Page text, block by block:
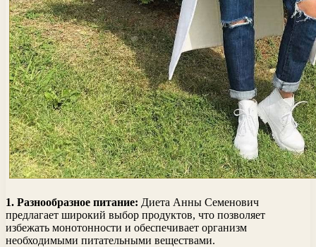
1. Разнообразное питание: Диета Анны Семенович
предлагает широкий выбор продуктов, что позволяет
избежать монотонности и обеспечивает организм
необходимыми питательными веществами.